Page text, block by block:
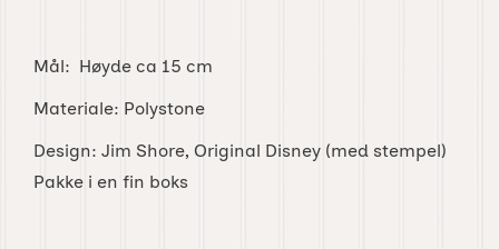
Mål: Høyde ca 15 cm
Materiale: Polystone
Design: Jim Shore, Original Disney (med stempel)
Pakke i en fin boks